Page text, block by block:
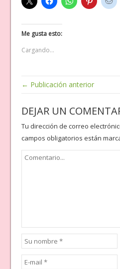
Me gusta esto:
Cargando...
← Publicación anterior
DEJAR UN
Tu dirección de correo
campos obligatorios están